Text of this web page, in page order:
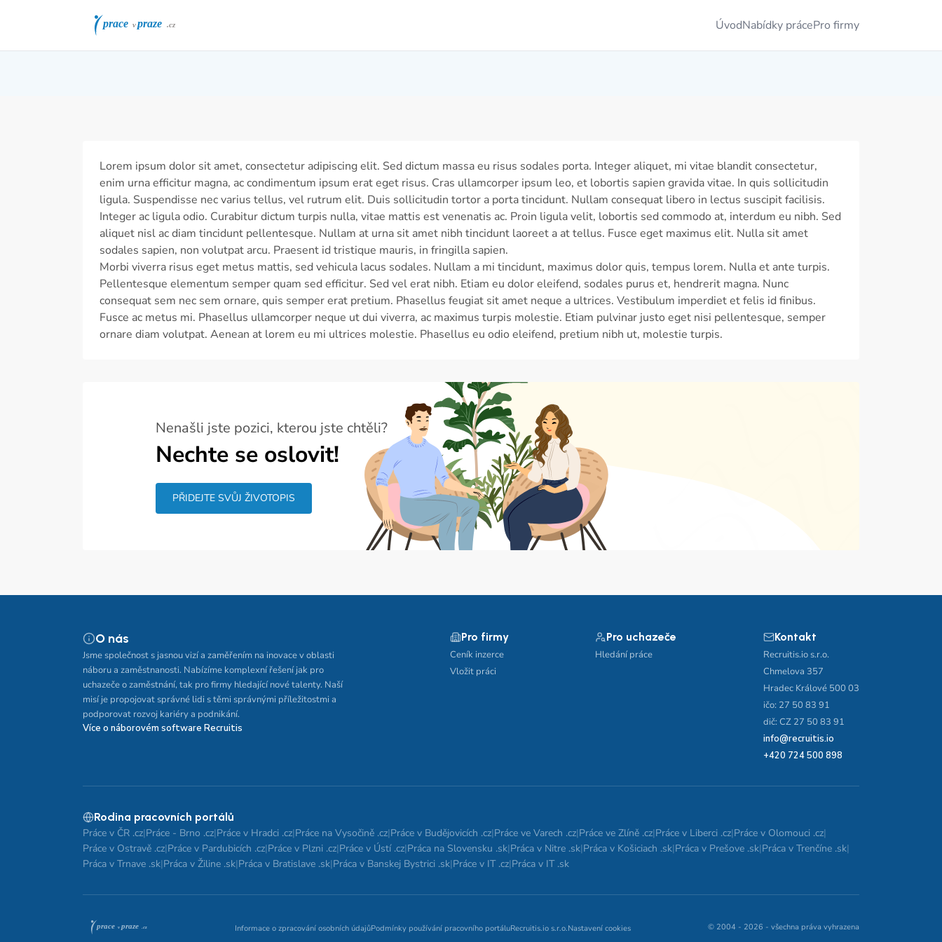
ÚvodNabídky prácePro firmy
Lorem ipsum dolor sit amet, consectetur adipiscing elit. Sed dictum massa eu risus sodales porta. Integer aliquet, mi vitae blandit consectetur,
enim urna efficitur magna, ac condimentum ipsum erat eget risus. Cras ullamcorper ipsum leo, et lobortis sapien gravida vitae. In quis sollicitudin
ligula. Suspendisse nec varius tellus, vel rutrum elit. Duis sollicitudin tortor a porta tincidunt. Nullam consequat libero in lectus suscipit facilisis.
Integer ac ligula odio. Curabitur dictum turpis nulla, vitae mattis est venenatis ac. Proin ligula velit, lobortis sed commodo at, interdum eu nibh. Sed
aliquet nisl ac diam tincidunt pellentesque. Nullam at urna sit amet nibh tincidunt laoreet a at tellus. Fusce eget maximus elit. Nulla sit amet
sodales sapien, non volutpat arcu. Praesent id tristique mauris, in fringilla sapien.
Morbi viverra risus eget metus mattis, sed vehicula lacus sodales. Nullam a mi tincidunt, maximus dolor quis, tempus lorem. Nulla et ante turpis.
Pellentesque elementum semper quam sed efficitur. Sed vel erat nibh. Etiam eu dolor eleifend, sodales purus et, hendrerit magna. Nunc
consequat sem nec sem ornare, quis semper erat pretium. Phasellus feugiat sit amet neque a ultrices. Vestibulum imperdiet et felis id finibus.
Fusce ac metus mi. Phasellus ullamcorper neque ut dui viverra, ac maximus turpis molestie. Etiam pulvinar justo eget nisi pellentesque, semper
ornare diam volutpat. Aenean at lorem eu mi ultrices molestie. Phasellus eu odio eleifend, pretium nibh ut, molestie turpis.
Nenašli jste pozici, kterou jste chtěli?
Nechte se oslovit!
PŘIDEJTE SVŮJ ŽIVOTOPIS
O nás
Jsme společnost s jasnou vizí a zaměřením na inovace v oblasti
náboru a zaměstnanosti. Nabízíme komplexní řešení jak pro
uchazeče o zaměstnání, tak pro firmy hledající nové talenty. Naší
misí je propojovat správné lidi s těmi správnými příležitostmi a
podporovat rozvoj kariéry a podnikání.
Více o náborovém software Recruitis
Pro firmy
Ceník inzerce
Vložit práci
Pro uchazeče
Hledání práce
Kontakt
Recruitis.io s.r.o.
Chmelova 357
Hradec Králové 500 03
ičo: 27 50 83 91
dič: CZ 27 50 83 91
info@recruitis.io
+420 724 500 898
Rodina pracovních portálů
Práce v ČR .cz|Práce - Brno .cz|Práce v Hradci .cz|Práce na Vysočině .cz|Práce v Budějovicích .cz|Práce ve Varech .cz|Práce ve Zlíně .cz|Práce v Liberci .cz|Práce v Olomouci .cz|
Práce v Ostravě .cz|Práce v Pardubicích .cz|Práce v Plzni .cz|Práce v Ústí .cz|Práca na Slovensku .sk|Práca v Nitre .sk|Práca v Košiciach .sk|Práca v Prešove .sk|Práca v Trenčíne .sk|
Práca v Trnave .sk|Práca v Žiline .sk|Práca v Bratislave .sk|Práca v Banskej Bystrici .sk|Práce v IT .cz|Práca v IT .sk
Informace o zpracování osobních údajůPodmínky používání pracovního portáluRecruitis.io s.r.o.Nastavení cookies © 2004 - 2026 - všechna práva vyhrazena